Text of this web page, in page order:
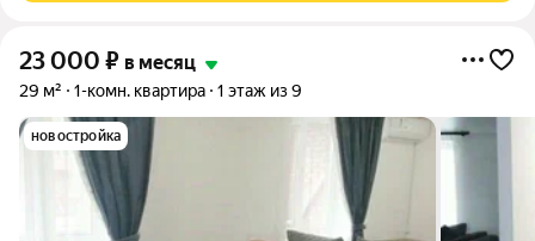
23 000 ₽ в месяц
29 м² 1-комн. квартира 1 этаж из 9
новостройка